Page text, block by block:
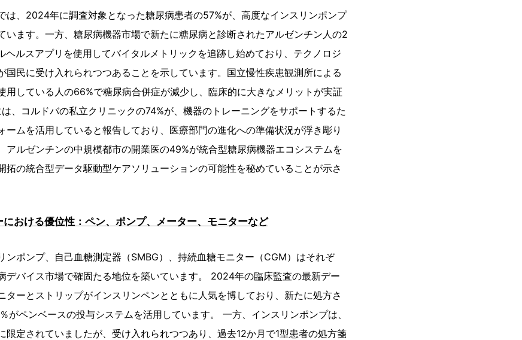
は、2024年に調査対象となった糖尿病患者の57%が、高度なインスリンポンプ
います。一方、糖尿病機器市場で新たに糖尿病と診断されたアルゼンチン人の2
ルスアプリを使用してバイタルメトリックを追跡し始めており、テクノロジ
国民に受け入れられつつあることを示しています。国立慢性疾患観測所による
用している人の66%で糖尿病合併症が減少し、臨床的に大きなメリットが実証
、コルドバの私立クリニックの74%が、機器のトレーニングをサポートするた
ームを活用していると報告しており、医療部門の進化への準備状況が浮き彫り
アルゼンチンの中規模都市の開業医の49%が統合型糖尿病機器エコシステムを
拓の統合型データ駆動型ケアソリューションの可能性を秘めていることが示さ
おける優位性：ペン、ポンプ、メーター、モニターなど
ンポンプ、自己血糖測定器（SMBG）、持続血糖モニター（CGM）はそれぞ
デバイス市場で確固たる地位を築いています。 2024年の臨床監査の最新デー
ターとストリップがインスリンペンとともに人気を博しており、新たに処方さ
がペンベースの投与システムを活用しています。 一方、インスリンポンプは、
限定されていましたが、受け入れられつつあり、過去12か月で1型患者の処方箋